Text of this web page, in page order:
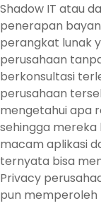
Shadow IT atau
penerapan
perangkat lunak
perusahaan
berkonsultasi
perusahaan
mengetahui apa
sehingga
macam aplikasi
ternyata bisa
Privacy
pun memperoleh